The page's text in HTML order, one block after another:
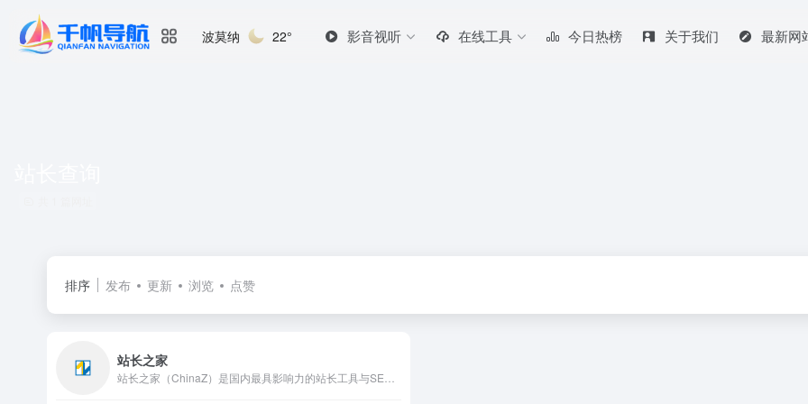
波莫纳 22° 影音视听 在线工具 今日热榜 关于我们 最新网
排序 发布 更新 浏览 点赞
站长之家